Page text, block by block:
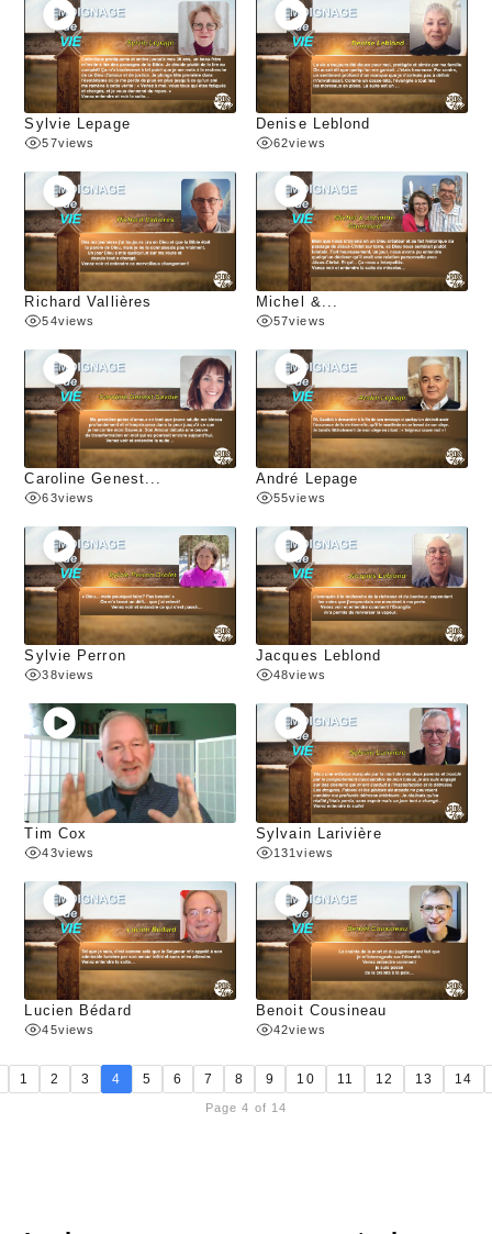
Sylvie Lepage
57views
Denise Leblond
62views
Richard Vallières
54views
Michel &...
57views
Caroline Genest...
63views
André Lepage
55views
Sylvie Perron
38views
Jacques Leblond
48views
Tim Cox
43views
Sylvain Larivière
131views
Lucien Bédard
45views
Benoit Cousineau
42views
1 2 3 4 5 6 7 8 9 10 11 12 13 14
Page 4 of 14